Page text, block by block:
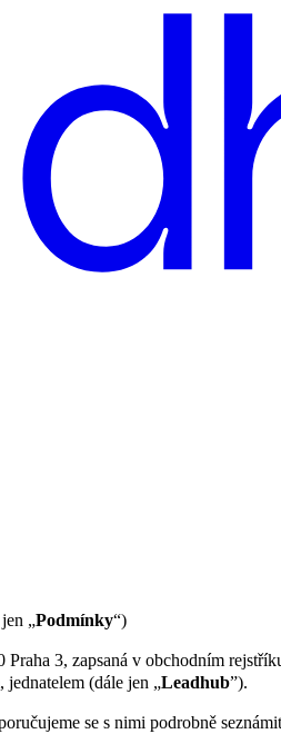
„Podmínky“)
3, zapsaná v obchodním
(dále jen „Leadhub”).
se s nimi podrobně